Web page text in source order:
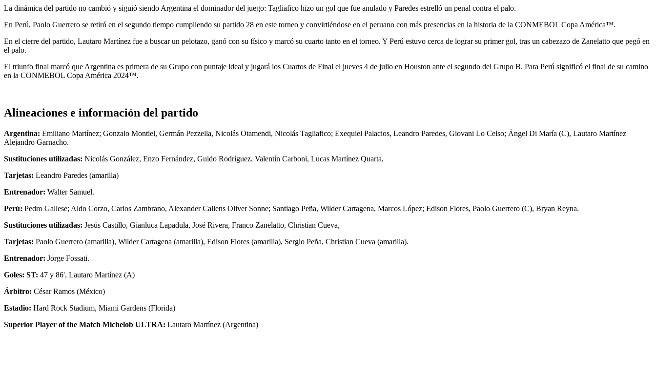
La dinámica del partido no cambió y siguió siendo Argentina el dominador del juego: Tagliafico hizo un gol que fue anulado y Paredes estrelló un penal contra el palo.
En Perú, Paolo Guerrero se retiró en el segundo tiempo cumpliendo su partido 28 en este torneo y convirtiéndose en el peruano con más presencias en la historia de la CONMEBOL Copa América™.
En el cierre del partido, Lautaro Martínez fue a buscar un pelotazo, ganó con su físico y marcó su cuarto tanto en el torneo. Y Perú estuvo cerca de lograr su primer gol, tras un cabezazo de Zanelatto que pegó en
el palo.
El triunfo final marcó que Argentina es primera de su Grupo con puntaje ideal y jugará los Cuartos de Final el jueves 4 de julio en Houston ante el segundo del Grupo B. Para Perú significó el final de su camino
en la CONMEBOL Copa América 2024™.
Alineaciones e información del partido
Argentina: Emiliano Martínez; Gonzalo Montiel, Germán Pezzella, Nicolás Otamendi, Nicolás Tagliafico; Exequiel Palacios, Leandro Paredes, Giovani Lo Celso; Ángel Di María (C), Lautaro Martínez
Alejandro Garnacho.
Sustituciones utilizadas: Nicolás González, Enzo Fernández, Guido Rodríguez, Valentín Carboni, Lucas Martínez Quarta,
Tarjetas: Leandro Paredes (amarilla)
Entrenador: Walter Samuel.
Perú: Pedro Gallese; Aldo Corzo, Carlos Zambrano, Alexander Callens Oliver Sonne; Santiago Peña, Wilder Cartagena, Marcos López; Edison Flores, Paolo Guerrero (C), Bryan Reyna.
Sustituciones utilizadas: Jesús Castillo, Gianluca Lapadula, José Rivera, Franco Zanelatto, Christian Cueva,
Tarjetas: Paolo Guerrero (amarilla), Wilder Cartagena (amarilla), Edison Flores (amarilla), Sergio Peña, Christian Cueva (amarilla).
Entrenador: Jorge Fossati.
Goles: ST: 47 y 86', Lautaro Martínez (A)
Árbitro: César Ramos (México)
Estadio: Hard Rock Stadium, Miami Gardens (Florida)
Superior Player of the Match Michelob ULTRA: Lautaro Martínez (Argentina)